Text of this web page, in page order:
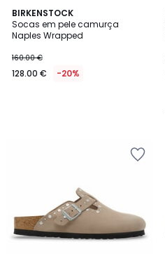
BIRKENSTOCK
Socas em pele camurça
Naples Wrapped
160.00 €
128.00 € -20%